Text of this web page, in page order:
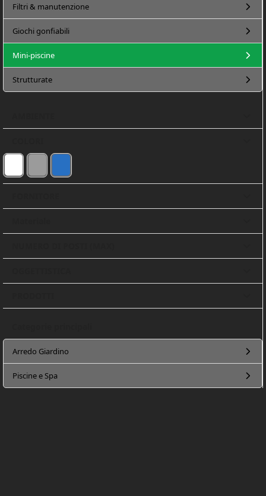
Filtri & manutenzione
Giochi gonfiabili
Mini-piscine
Strutturate
BIANCO GRIGIO
Arredo Giardino
Piscine e Spa